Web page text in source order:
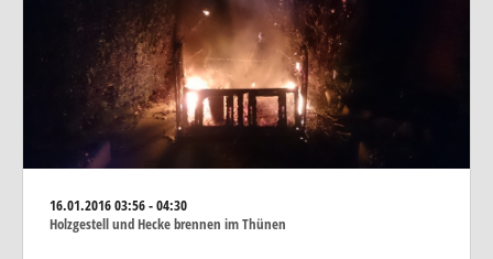
16.01.201603:56 - 04:30
Holzgestell und Hecke brennen im Thünen